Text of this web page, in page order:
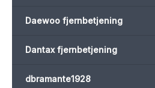
Daewoo fjernbetjening
Dantax fjernbetjening
dbramante1928